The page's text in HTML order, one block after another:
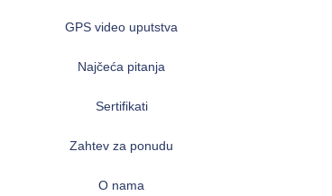
GPS video uputstva
Najčeća pitanja
Sertifikati
Zahtev za ponudu
O nama